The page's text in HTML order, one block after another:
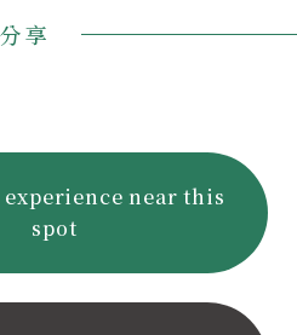
分享
experience near this
spot